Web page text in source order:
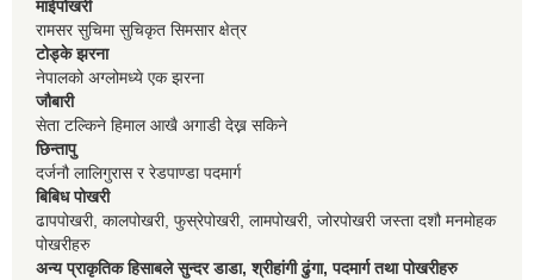
माईपोखरी
रामसर सुचिमा सुचिकृत सिमसार क्षेत्र
टोड्के झरना
नेपालको अग्लोमध्ये एक झरना
जौबारी
सेता टल्किने हिमाल आखै अगाडी देख्न सकिने
छिन्तापु
दर्जनौ लालिगुरास र रेडपाण्डा पदमार्ग
बिबिध पोखरी
ढापपोखरी, कालपोखरी, फुस्रेपोखरी, लामपोखरी, जोरपोखरी जस्ता दशौ मनमोहक
पोखरीहरु
अन्य प्राकृतिक हिसाबले सुन्दर डाडा, श्रीहांगी ढुंगा, पदमार्ग तथा पोखरीहरु